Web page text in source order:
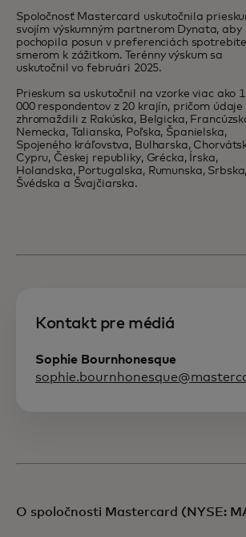
Spoločnosť Mastercard uskutočnila
svojím výskumným partnerom Dynata, aby
pochopila posun v preferenciách
smerom k zážitkom. Terénny výskum sa
uskutočnil vo februári 2025.
Prieskum sa uskutočnil na vzorke viac ako
000 respondentov z 20 krajín, pričom údaje
zhromaždili z Rakúska, Belgicka,
Nemecka, Talianska, Poľska, Španielska,
Spojeného kráľovstva, Bulharska,
Cypru, Českej republiky, Grécka, Írska,
Holandska, Portugalska, Rumunska, Srbska,
Švédska a Švajčiarska.
Kontakt pre médiá
Sophie Bournhonesque
O spoločnosti Mastercard (NYSE: